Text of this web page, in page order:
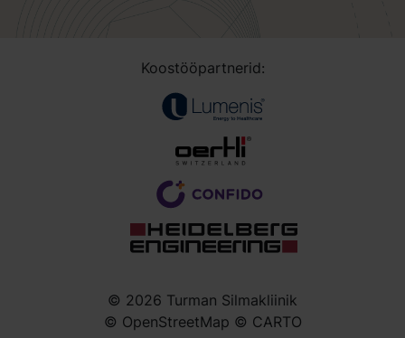
© 2026 Turman Silmakliinik
© OpenStreetMap © CARTO
Koostööpartnerid: